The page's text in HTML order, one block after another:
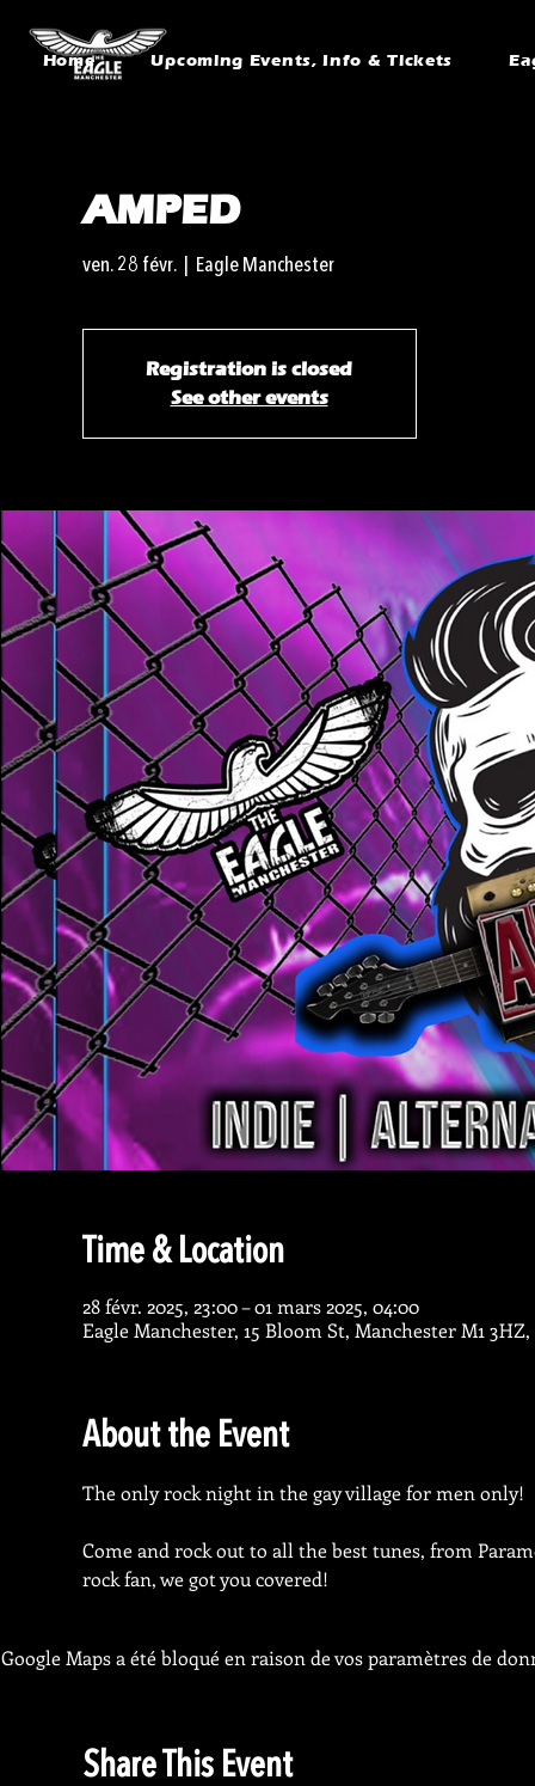
Home Upcoming Events, Info & Tickets
AMPED
ven. 28 févr.
  |
Eagle Manchester
Registration is closed
See other events
Time & Location
28 févr. 2025, 23:00 – 01 mars 2025, 04:00
Eagle Manchester, 15 Bloom St, Manchester M1 3HZ,
About the Event
The only rock night in the gay village for men only!
Come and rock out to all the best tunes, from
rock fan, we got you covered!
Google Maps a été bloqué en raison de vos paramètres de
Share This Event